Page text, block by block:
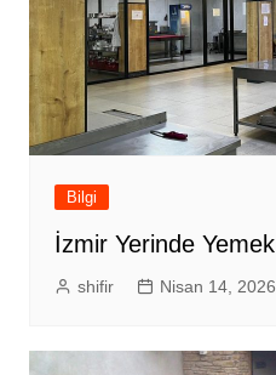
Bilgi
İzmir Yerinde Yemek
shifir Nisan 14, 2026